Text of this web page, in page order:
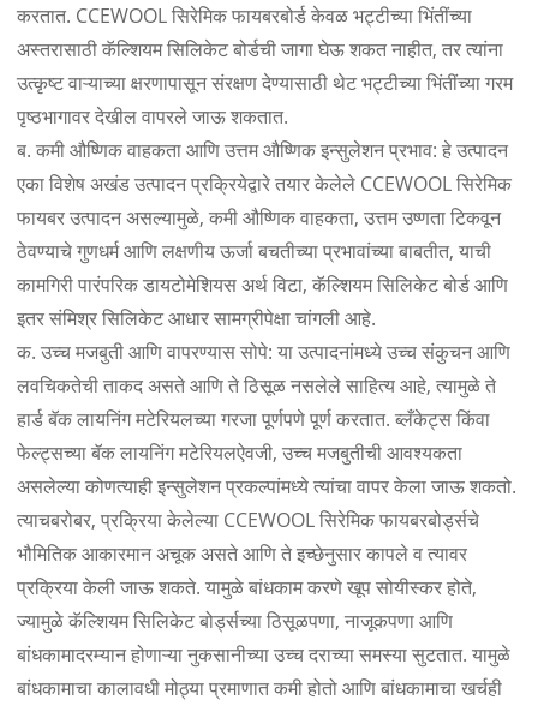
करतात. CCEWOOL सिरेमिक फायबरबोर्ड केवळ भट्टीच्या भिंतींच्या
अस्तरासाठी कॅल्शियम सिलिकेट बोर्डची जागा घेऊ शकत नाहीत, तर त्यांना
उत्कृष्ट वाऱ्याच्या क्षरणापासून संरक्षण देण्यासाठी थेट भट्टीच्या भिंतींच्या गरम
पृष्ठभागावर देखील वापरले जाऊ शकतात.
ब. कमी औष्णिक वाहकता आणि उत्तम औष्णिक इन्सुलेशन प्रभाव: हे उत्पादन
एका विशेष अखंड उत्पादन प्रक्रियेद्वारे तयार केलेले CCEWOOL सिरेमिक
फायबर उत्पादन असल्यामुळे, कमी औष्णिक वाहकता, उत्तम उष्णता टिकवून
ठेवण्याचे गुणधर्म आणि लक्षणीय ऊर्जा बचतीच्या प्रभावांच्या बाबतीत, याची
कामगिरी पारंपरिक डायटोमेशियस अर्थ विटा, कॅल्शियम सिलिकेट बोर्ड आणि
इतर संमिश्र सिलिकेट आधार सामग्रीपेक्षा चांगली आहे.
क. उच्च मजबुती आणि वापरण्यास सोपे: या उत्पादनांमध्ये उच्च संकुचन आणि
लवचिकतेची ताकद असते आणि ते ठिसूळ नसलेले साहित्य आहे, त्यामुळे ते
हार्ड बॅक लायनिंग मटेरियलच्या गरजा पूर्णपणे पूर्ण करतात. ब्लँकेट्स किंवा
फेल्ट्सच्या बॅक लायनिंग मटेरियलऐवजी, उच्च मजबुतीची आवश्यकता
असलेल्या कोणत्याही इन्सुलेशन प्रकल्पांमध्ये त्यांचा वापर केला जाऊ शकतो.
त्याचबरोबर, प्रक्रिया केलेल्या CCEWOOL सिरेमिक फायबरबोर्ड्सचे
भौमितिक आकारमान अचूक असते आणि ते इच्छेनुसार कापले व त्यावर
प्रक्रिया केली जाऊ शकते. यामुळे बांधकाम करणे खूप सोयीस्कर होते,
ज्यामुळे कॅल्शियम सिलिकेट बोर्ड्सच्या ठिसूळपणा, नाजूकपणा आणि
बांधकामादरम्यान होणाऱ्या नुकसानीच्या उच्च दराच्या समस्या सुटतात. यामुळे
बांधकामाचा कालावधी मोठ्या प्रमाणात कमी होतो आणि बांधकामाचा खर्चही